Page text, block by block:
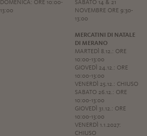
DOMENICA: ORE 10:00-
13:00
SABATO 14 & 21
NOVEMBRE ORE 9:30-
13:00
MERCATINI DI NATALE
DI MERANO
MARTEDÌ 8.12.: ORE
10:00-13:00
GIOVEDÌ 24.12.: ORE
10:00-13:00
VENERDÌ 25.12.: CHIUSO
SABATO 26.12.: ORE
10:00-13:00
GIOVEDÌ 31.12.: ORE
10:00-13:00
VENERDÌ 1.1.2027:
CHIUSO